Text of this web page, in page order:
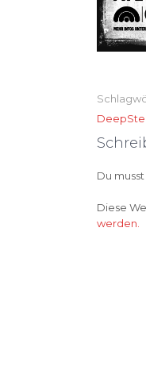
Du musst
Diese
werden.